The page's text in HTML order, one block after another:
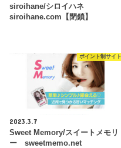
siroihane/シロイハネ
siroihane.com【閉鎖】
ポイント制サイト
2023.3.7
Sweet Memory/スイートメモリ
ー sweetmemo.net